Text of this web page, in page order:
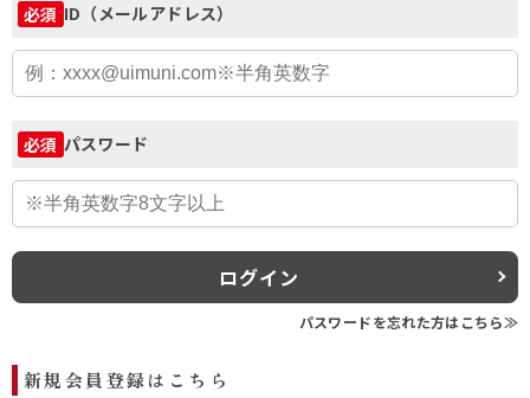
必須 ID（メールアドレス）
必須 パスワード
ログイン
パスワードを忘れた方はこちら≫
新規会員登録はこちら